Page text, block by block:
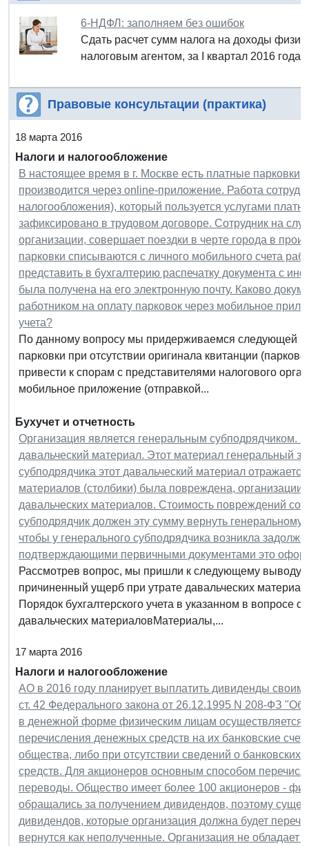
6-НДФЛ: заполняем без ошибок
Сдать расчет сумм налога на доходы
налоговым агентом, за I квартал 2016
Правовые консультации (практика)
18 марта 2016
Налоги и налогообложение
В настоящее время в г. Москве есть платные
производится через online-приложение. Работа
налогообложения), который пользуется услугами
зафиксировано в трудовом договоре. Сотрудник на
организации, совершает поездки в черте города в
парковки списываются с личного мобильного счета
представить в бухгалтерию распечатку документа с
была получена на его электронную почту. Каково
работником на оплату парковок через мобильное
учета?
По данному вопросу мы придерживаемся следующей
парковки при отсутствии оригинала квитанции
привести к спорам с представителями налогового
мобильное приложение (отправкой...
Бухучет и отчетность
Организация является генеральным субподрядчиком.
давальческий материал. Этот материал генеральный
субподрядчика этот давальческий материал
материалов (столбики) была повреждена, организации
давальческих материалов. Стоимость повреждений
субподрядчик должен эту сумму вернуть генеральному
чтобы у генерального субподрядчика возникла
подтверждающими первичными документами это
Рассмотрев вопрос, мы пришли к следующему выводу:
причиненный ущерб при утрате давальческих
Порядок бухгалтерского учета в указанном в
давальческих материаловМатериалы,...
17 марта 2016
Налоги и налогообложение
АО в 2016 году планирует выплатить дивиденды
ст. 42 Федерального закона от 26.12.1995 N 208-ФЗ
в денежной форме физическим лицам осуществляется
перечисления денежных средств на их банковские
общества, либо при отсутствии сведений о
средств. Для акционеров основным способом
переводы. Общество имеет более 100 акционеров -
обращались за получением дивидендов, поэтому
дивидендов, которые организация должна будет
вернутся как неполученные. Организация не обладает